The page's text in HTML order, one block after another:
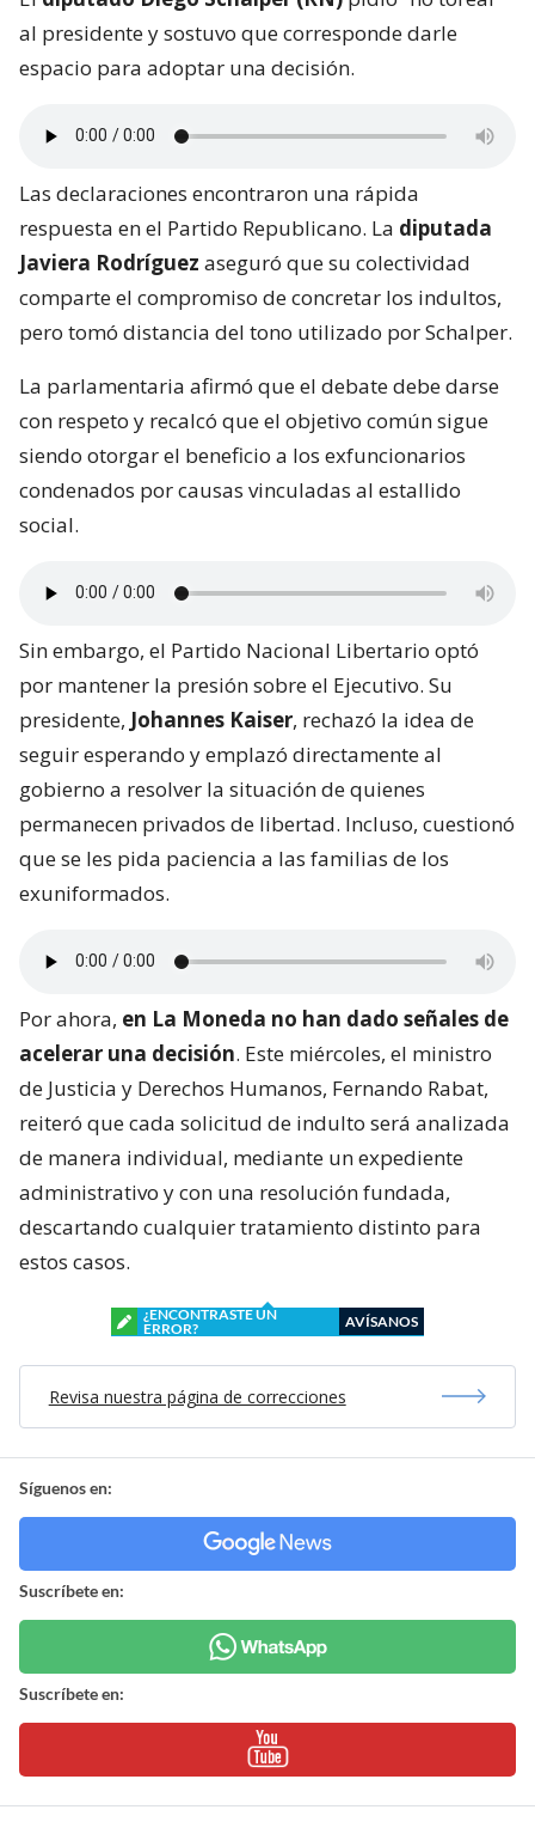
al presidente y sostuvo que corresponde darle
espacio para adoptar una decisión.
Las declaraciones encontraron una rápida
respuesta en el Partido Republicano. La diputada
Javiera Rodríguez aseguró que su colectividad
comparte el compromiso de concretar los indultos,
pero tomó distancia del tono utilizado por Schalper.
La parlamentaria afirmó que el debate debe darse
con respeto y recalcó que el objetivo común sigue
siendo otorgar el beneficio a los exfuncionarios
condenados por causas vinculadas al estallido
social.
Sin embargo, el Partido Nacional Libertario optó
por mantener la presión sobre el Ejecutivo. Su
presidente, Johannes Kaiser, rechazó la idea de
seguir esperando y emplazó directamente al
gobierno a resolver la situación de quienes
permanecen privados de libertad. Incluso, cuestionó
que se les pida paciencia a las familias de los
exuniformados.
Por ahora, en La Moneda no han dado señales de
acelerar una decisión. Este miércoles, el ministro
de Justicia y Derechos Humanos, Fernando Rabat,
reiteró que cada solicitud de indulto será analizada
de manera individual, mediante un expediente
administrativo y con una resolución fundada,
descartando cualquier tratamiento distinto para
estos casos.
¿ENCONTRASTE UN
ERROR?
AVÍSANOS
Revisa nuestra página de correcciones
Síguenos en:
Suscríbete en:
Suscríbete en: